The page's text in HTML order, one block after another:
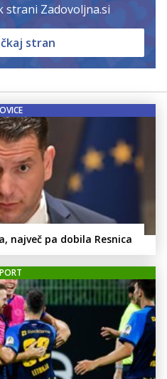
strani Zadovoljna.si
stran
največ pa dobila Resnica